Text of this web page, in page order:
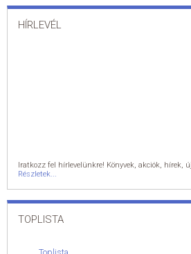
HÍRLEVÉL
Iratkozz fel hírlevelünkre! Könyvek, akciók, hírek,
Részletek...
TOPLISTA